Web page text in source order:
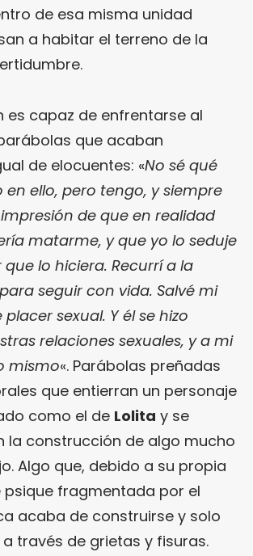
de esa misma unidad
a habitar el terreno de la
es capaz de enfrentarse al
que acaban
de elocuentes: «No sé qué
en ello, pero tengo, y siempre
de que en realidad
matarme, y que yo lo seduje
lo hiciera. Recurrí a la
seguir con vida. Salvé mi
sexual. Y él se hizo
relaciones sexuales, y a mi
mismo«. Parábolas preñadas
que entierran un personaje
como el de Lolita y se
la construcción de algo mucho
Algo que, debido a su propia
psique fragmentada por el
acaba de construirse y solo
través de grietas y fisuras.